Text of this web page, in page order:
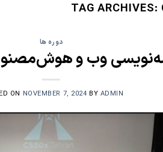
TAG ARCHIVES:
دوره ها
وب و
ON NOVEMBER 7, 2024 BY ADMIN